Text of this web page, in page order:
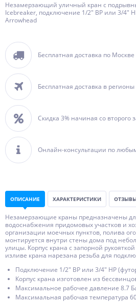
Незамерзающий уличный кран с
Icebreaker, подключение 1/2" ВР или 3/4"
Arrowhead
Бесплатная доставка по Москве
Бесплатная доставка в регионы
Скидка 3% начиная со второго
Онлайн-консультации по
ОПИСАНИЕ ХАРАКТЕРИСТИКИ
Незамерзающие краны предназначены
водоснабжения придомовых участков и
организации моечных пунктов, полива
монтируется внутри стены дома под
улицы. Корпус крана с запорной
изливе крана нарезана резьба для
Подключение 1/2" ВР или 3/4" НР
Корпус крана изготовлен из
Максимальное рабочее давление 8.7
Максимальная рабочая температура